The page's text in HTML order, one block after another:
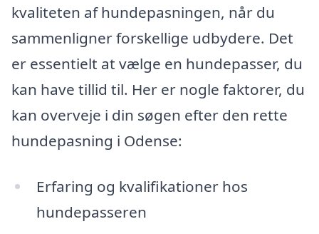
kvaliteten af hundepasningen, når du
sammenligner forskellige udbydere. Det
er essentielt at vælge en hundepasser, du
kan have tillid til. Her er nogle faktorer, du
kan overveje i din søgen efter den rette
hundepasning i Odense:
Erfaring og kvalifikationer hos
hundepasseren